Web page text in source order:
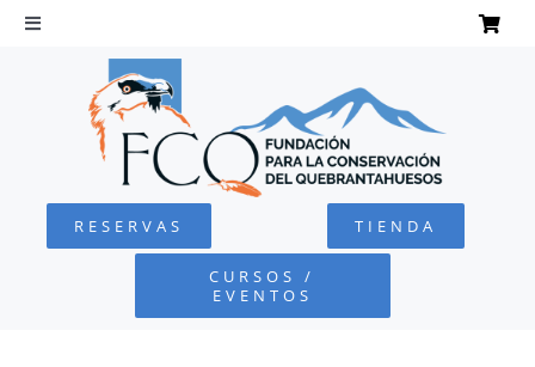
Saltar
Toggle
Navigation
QUEBRANTAHUESOS
FUNDACIÓN
RESERVAS TIENDA
CURSOS /
EVENTOS